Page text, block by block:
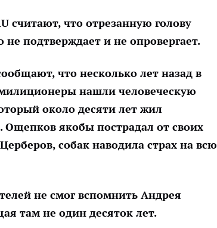
считают, что отрезанную голову
подтверждает и не опровергает.
что несколько лет назад в
милиционеры нашли человеческую
около десяти лет жил
якобы пострадал от своих
собак наводила страх на всю
не смог вспомнить Андрея
там не один десяток лет.